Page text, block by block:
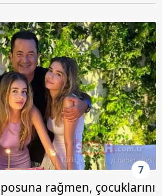
7
rağmen, çocuklarını